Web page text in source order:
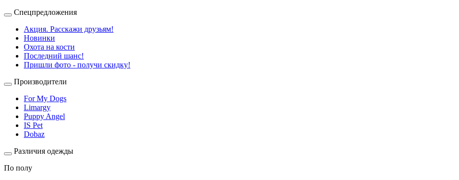
Спецпредложения
Акция. Расскажи друзьям!
Новинки
Охота на кости
Последний шанс!
Пришли фото - получи скидку!
Производители
For My Dogs
Limargy
Puppy Angel
IS Pet
Dobaz
Различия одежды
По полу